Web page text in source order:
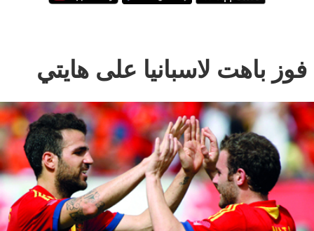
فوز باهت لاسبانيا على هايتي